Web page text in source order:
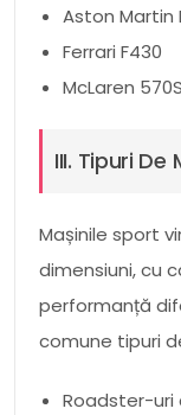
Aston Martin
Ferrari F430
McLaren 570S
III. Tipuri De
Mașinile sport
dimensiuni, cu
performanță
comune tipuri
Roadster-uri